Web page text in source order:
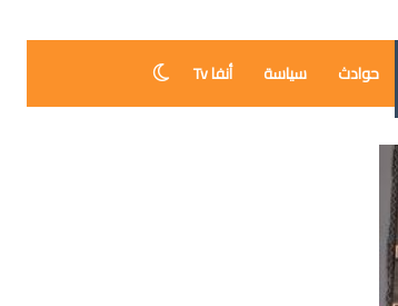
حوادث سياسة أنفا Tv